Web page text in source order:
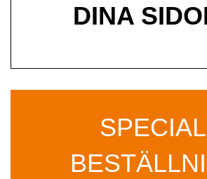
DINA